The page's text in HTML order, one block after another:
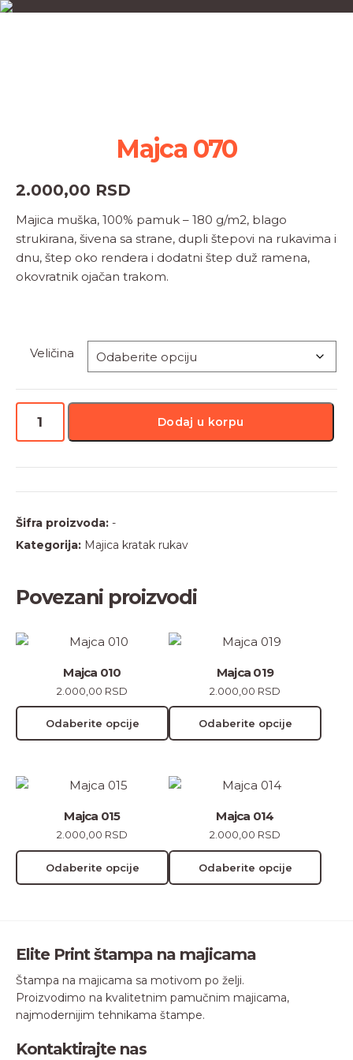
Majca 070
2.000,00 RSD
Majica muška, 100% pamuk – 180 g/m2, blago
strukirana, šivena sa strane, dupli štepovi na rukavima i
dnu, štep oko rendera i dodatni štep duž ramena,
okovratnik ojačan trakom.
Veličina
Majca
070
količina
Dodaj u korpu
Šifra proizvoda: -
Kategorija: Majica kratak rukav
Povezani proizvodi
Majca 010
2.000,00 RSD
Odaberite opcije
Ovaj
varijanti.
Opcije
biti
izabrane
proizvoda.
Majca 019
2.000,00 RSD
Odaberite opcije
Ovaj
varijanti.
Opcije
biti
izabrane
proizvoda.
Majca 015
2.000,00 RSD
Odaberite opcije
Ovaj
varijanti.
Opcije
na
stranici
proizvoda.
Majca 014
2.000,00 RSD
Odaberite opcije
Ovaj
varijanti.
Opcije
na
stranici
proizvoda.
Elite Print štampa na majicama
Štampa na majicama sa motivom po želji.
Proizvodimo na kvalitetnim pamučnim majicama,
najmodernijim tehnikama štampe.
Kontaktirajte nas